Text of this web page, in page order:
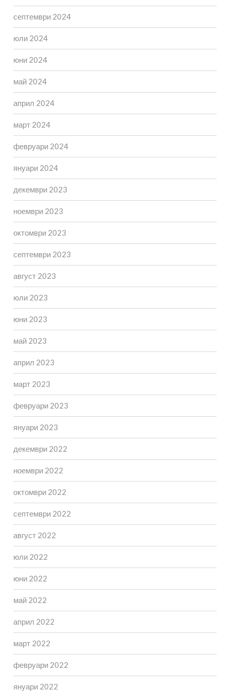
септември 2024
юли 2024
юни 2024
май 2024
април 2024
март 2024
февруари 2024
януари 2024
декември 2023
ноември 2023
октомври 2023
септември 2023
август 2023
юли 2023
юни 2023
май 2023
април 2023
март 2023
февруари 2023
януари 2023
декември 2022
ноември 2022
октомври 2022
септември 2022
август 2022
юли 2022
юни 2022
май 2022
април 2022
март 2022
февруари 2022
януари 2022